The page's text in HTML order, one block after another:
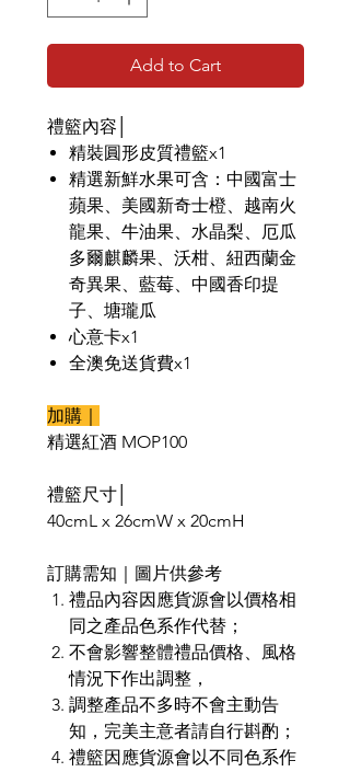
Add to Cart
禮籃內容│
精裝圓形皮質禮籃x1
精選新鮮水果可含：中國富士
蘋果、美國新奇士橙、越南火
龍果、牛油果、水晶梨、厄瓜
多爾麒麟果、沃柑、紐西蘭金
奇異果、藍莓、中國香印提
子、塘瓏瓜
心意卡x1
全澳免送貨費x1
加購｜
精選紅酒 MOP100
禮籃尺寸│
40cmL x 26cmW x 20cmH
訂購需知｜圖片供參考
禮品內容因應貨源會以價格相
同之產品色系作代替；
不會影響整體禮品價格、風格
情況下作出調整，
調整產品不多時不會主動告
知，完美主意者請自行斟酌；
禮籃因應貨源會以不同色系作